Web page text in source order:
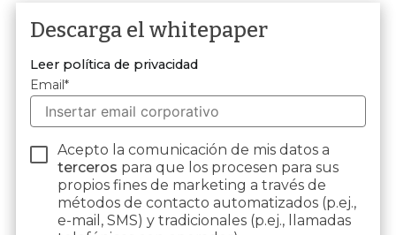
Descarga el whitepaper
Leer política de privacidad
Email*
Acepto la comunicación de mis datos a
terceros para que los procesen para sus
propios fines de marketing a través de
métodos de contacto automatizados (p.ej.,
e-mail, SMS) y tradicionales (p.ej., llamadas